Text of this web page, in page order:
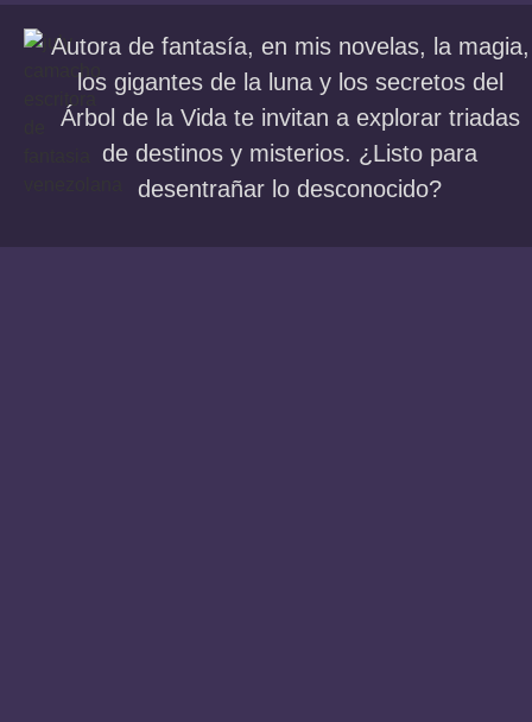
Autora de fantasía, en mis novelas, la magia,
los gigantes de la luna y los secretos del
Árbol de la Vida te invitan a explorar triadas
de destinos y misterios. ¿Listo para
desentrañar lo desconocido?